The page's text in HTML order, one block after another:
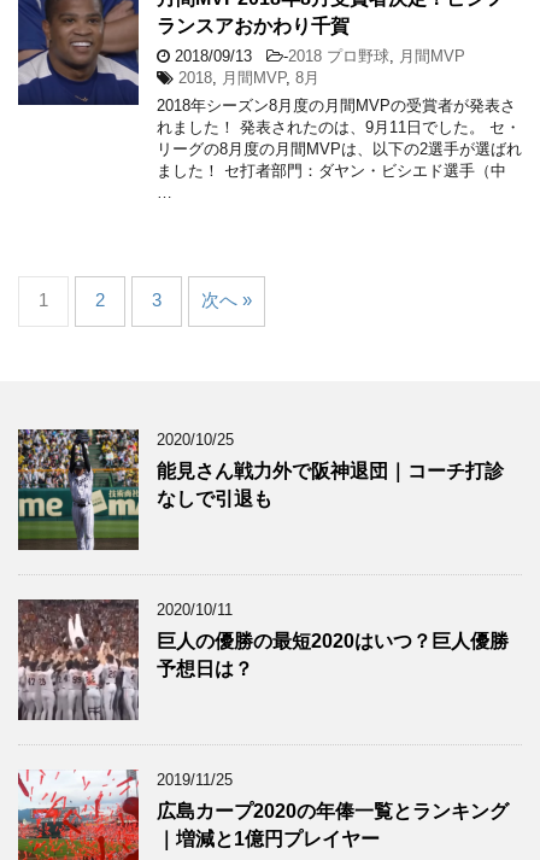
ランスアおかわり千賀
2018/09/13 -2018 プロ野球
月間MVP
2018
月間MVP, 8月
2018年シーズン8月度の月間MVPの受賞者が発表さ
れました！ 発表されたのは、9月11日でした。 セ・
リーグの8月度の月間MVPは、以下の2選手が選ばれ
ました！ セ打者部門：ダヤン・ビシエド選手（中
1 2 3 次へ »
2020/10/25
能見さん戦力外で阪神退団｜コーチ打診
なしで引退も
2020/10/11
巨人の優勝の最短2020はいつ？巨人優勝
予想日は？
2019/11/25
広島カープ2020の年俸一覧とランキング
｜増減と1億円プレイヤー